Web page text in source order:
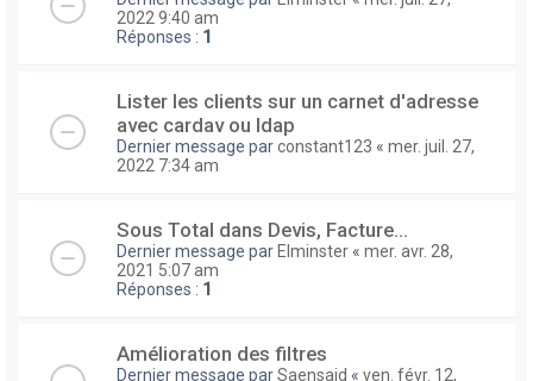
2022 9:40 am
Réponses : 1
Lister les clients sur un carnet d'adresse
avec cardav ou ldap
Dernier message parconstant123 « mer. juil. 27,
2022 7:34 am
Sous Total dans Devis, Facture...
Dernier message parElminster « mer. avr. 28,
2021 5:07 am
Réponses : 1
Amélioration des filtres
Dernier message parSaensaid « ven. févr. 12,